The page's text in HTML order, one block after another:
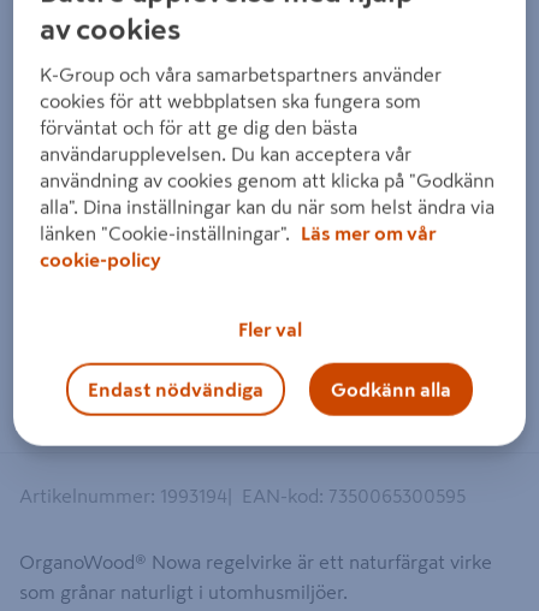
Artikelnummer: 1993194 EAN-kod : 7350065300595
OrganoWood® Nowa regelvirke är ett naturfärgat virke
som grånar naturligt i utomhusmiljöer.
av cookies
K-Group och våra samarbetspartners använder
cookies för att webbplatsen ska fungera som
förväntat och för att ge dig den bästa
användarupplevelsen. Du kan acceptera vår
användning av cookies genom att klicka på "Godkänn
alla". Dina inställningar kan du när som helst ändra via
länken "Cookie-inställningar".
Läs mer om vår
cookie-policy
Fler val
Endast nödvändiga Godkänn alla